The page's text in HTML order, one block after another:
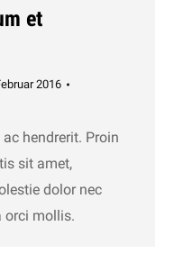
et
2016
hendrerit. Proin
sit amet,
dolor nec
orci mollis.